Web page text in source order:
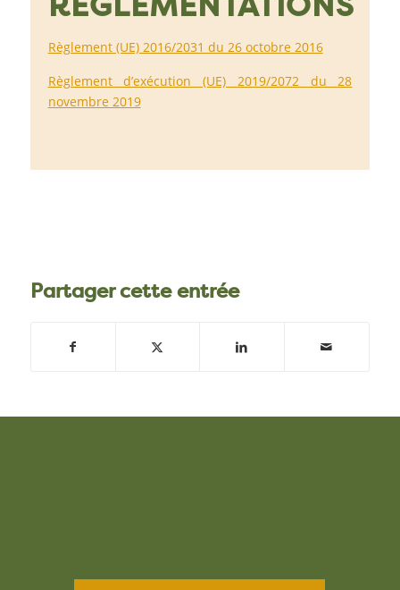
Règlement (UE) 2016/2031 du 26 octobre 2016
Règlement d’exécution (UE) 2019/2072 du 28
novembre 2019
Partager cette entrée